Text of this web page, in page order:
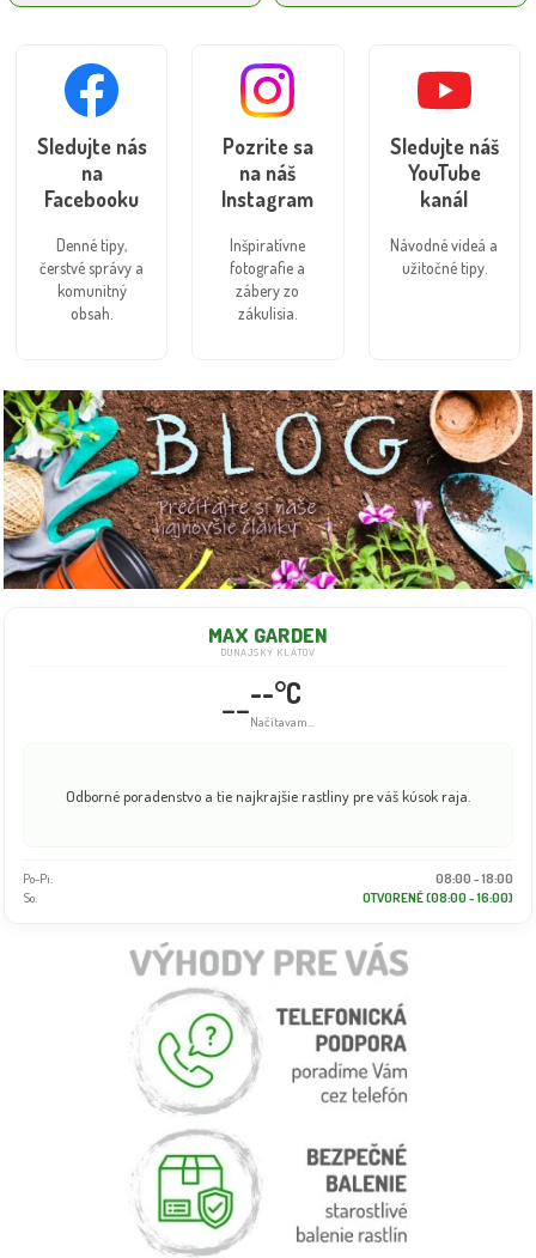
MAX GARDEN
DUNAJSKÝ KLÁTOV
----°C
Načítavam...
Odborné poradenstvo a tie najkrajšie rastliny pre váš kúsok raja.
Po-Pi:
08:00 - 18:00
So:
OTVORENÉ (08:00 - 16:00)
Sledujte nás
na
Facebooku
Denné tipy,
čerstvé správy a
komunitný
obsah.
Pozrite sa
na náš
Instagram
Inšpiratívne
fotografie a
zábery zo
zákulisia.
Sledujte náš
YouTube
kanál
Návodné videá a
užitočné tipy.